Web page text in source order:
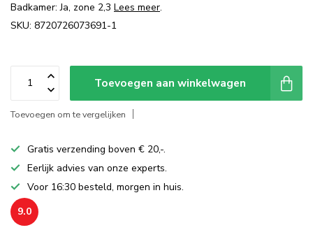
Badkamer: Ja, zone 2,3 Lees meer.
SKU: 8720726073691-1
Toevoegen aan winkelwagen
Toevoegen om te vergelijken
Gratis verzending boven € 20,-.
Eerlijk advies van onze experts.
Voor 16:30 besteld, morgen in huis.
9.0